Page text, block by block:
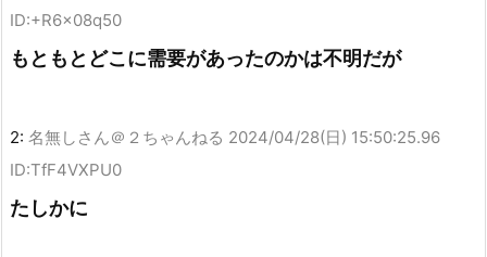
ID:+R6x08q50
もともとどこに需要があったのかは不明だが
2: 名無しさん＠２ちゃんねる 2024/04/28(日) 15:50:25.96
ID:TfF4VXPU0
たしかに